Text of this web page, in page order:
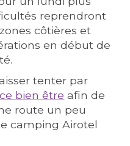
reprendront
côtières et
en début de
tenter par
bien être afin de
route un peu
camping Airotel